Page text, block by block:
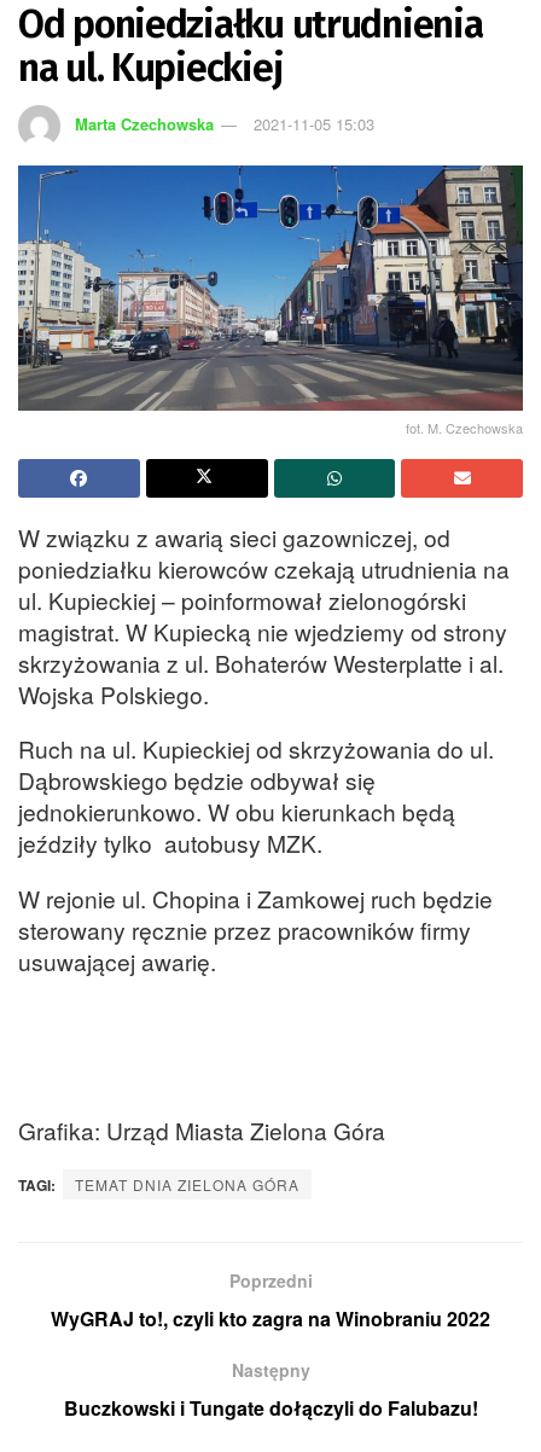
Od poniedziałku utrudnienia
na ul. Kupieckiej
Marta Czechowska 2021-11-05 15:03
fot. M. Czechowska
W związku z awarią sieci gazowniczej, od
poniedziałku kierowców czekają utrudnienia na
ul. Kupieckiej – poinformował zielonogórski
magistrat. W Kupiecką nie wjedziemy od strony
skrzyżowania z ul. Bohaterów Westerplatte i al.
Wojska Polskiego.
Ruch na ul. Kupieckiej od skrzyżowania do ul.
Dąbrowskiego będzie odbywał się
jednokierunkowo. W obu kierunkach będą
jeździły tylko autobusy MZK.
W rejonie ul. Chopina i Zamkowej ruch będzie
sterowany ręcznie przez pracowników firmy
usuwającej awarię.
Grafika: Urząd Miasta Zielona Góra
TAGI: TEMAT DNIA ZIELONA GÓRA
Poprzedni
WyGRAJ to!, czyli kto zagra na Winobraniu 2022
Następny
Buczkowski i Tungate dołączyli do Falubazu!